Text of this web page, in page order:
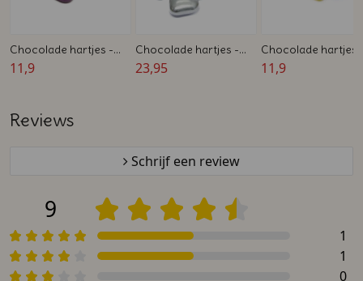
Chocolade hartjes -
Paars - Snoep - 1 kg
11,9
Chocolade hartjes -
Zilver - Snoep - 1 kg
23,95
Chocolade hartjes
Kleuren Mix -
11,9
Reviews
Schrijf een review
9
1
1
0